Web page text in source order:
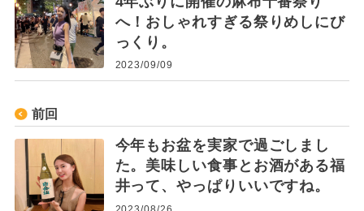
へ！おしゃれすぎる祭りめしにび
っくり。
2023/09/09
前回
今年もお盆を実家で過ごしまし
た。美味しい食事とお酒がある福
井って、やっぱりいいですね。